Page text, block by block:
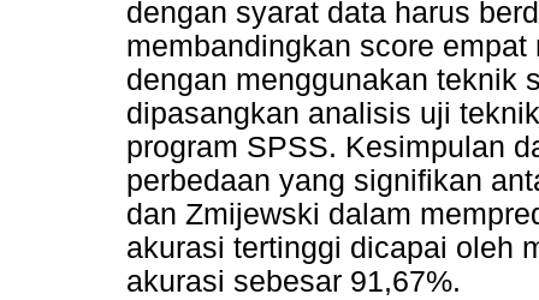
dengan syarat data harus
membandingkan score
dengan menggunakan teknik
dipasangkan analisis uji
program SPSS. Kesimpulan
perbedaan yang signifikan
dan Zmijewski dalam
akurasi tertinggi dicapai oleh
akurasi sebesar 91,67%.